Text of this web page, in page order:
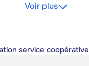
Voir plus
service coopérative